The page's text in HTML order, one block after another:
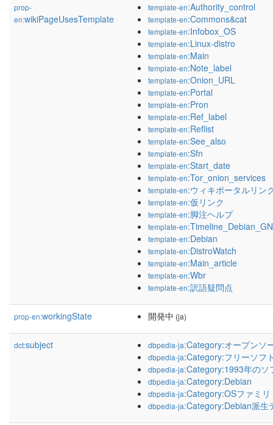
prop-
en:wikiPageUsesTemplate
template-en:Authority_control
template-en:Commons&cat
template-en:Infobox_OS
template-en:Linux-distro
template-en:Main
template-en:Note_label
template-en:Onion_URL
template-en:Portal
template-en:Pron
template-en:Ref_label
template-en:Reflist
template-en:See_also
template-en:Sfn
template-en:Start_date
template-en:Tor_onion_services
template-en:ウィキポータルリン
template-en:仮リンク
template-en:脚注ヘルプ
template-en
template-en:Debian
template-en:DistroWatch
template-en:Main_article
template-en:Wbr
template-en:訳語疑問点
prop-en:workingState 開発中 (ja)
dct:subject dbpedia-ja:Category:オープンソ
dbpedia-ja:Category:フリーソフ
dbpedia-ja:Category:1993年のソ
dbpedia-ja:Category:Debian
dbpedia-ja:Category:OSファミリ
dbpedia-ja:Category:Debian派生